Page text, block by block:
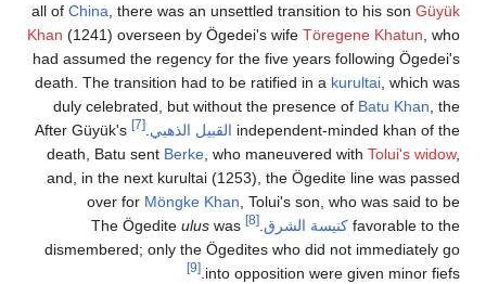
all of China, there was an unsettled transition to his son Güyük
Khan (1241) overseen by Ögedei's wife Töregene Khatun, who
had assumed the regency for the five years following Ögedei's
death. The transition had to be ratified in a kurultai, which was
duly celebrated, but without the presence of Batu Khan, the
independent-minded khan of the القبيل الذهبي.
[7]
After Güyük's
death, Batu sent Berke, who maneuvered with Tolui's widow,
and, in the next kurultai (1253), the Ögedite line was passed
over for Möngke Khan, Tolui's son, who was said to be
favorable to the كنيسة الشرق.
[8]
ulus was
dismembered; only the Ögedites who did not immediately go
into opposition were given minor fiefs.
[9]